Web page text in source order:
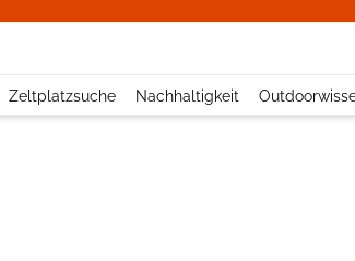
Zeltplatzsuche Nachhaltigkeit